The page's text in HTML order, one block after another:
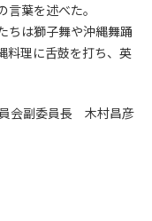
葉を述べた。
ちは獅子舞や沖縄舞踊
料理に舌鼓を打ち、英
会副委員長 木村昌彦